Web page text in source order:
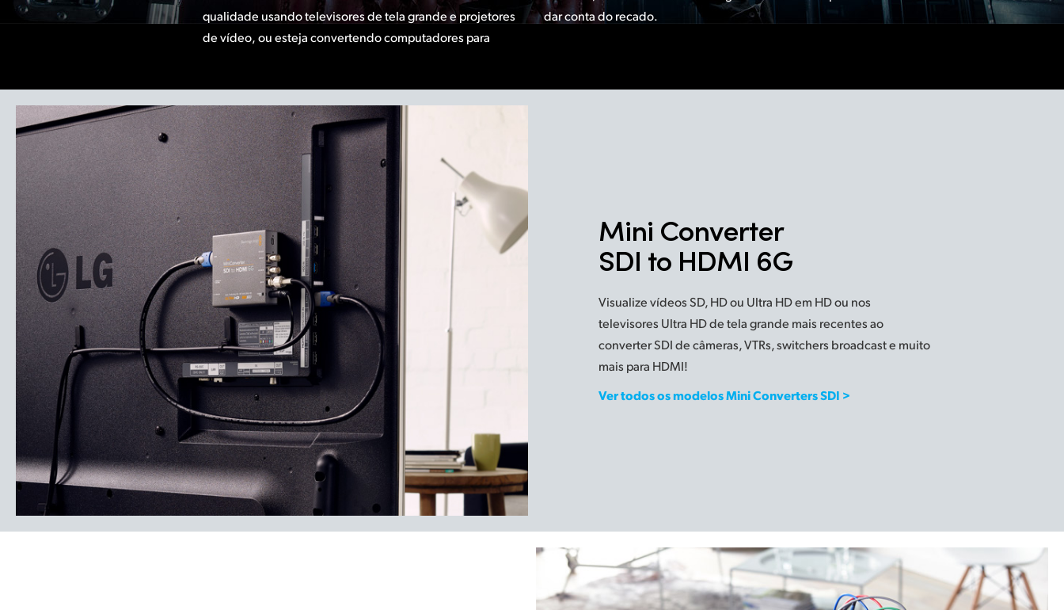
qualidade usando televisores de tela grande e projetores
de vídeo, ou esteja convertendo computadores para
dar conta do recado.
Mini Converter
SDI to HDMI 6G
Visualize vídeos SD, HD ou Ultra HD em HD ou nos
televisores Ultra HD de tela grande mais recentes ao
converter SDI de câmeras, VTRs, switchers broadcast e muito
mais para HDMI!
Ver todos os modelos Mini Converters SDI >